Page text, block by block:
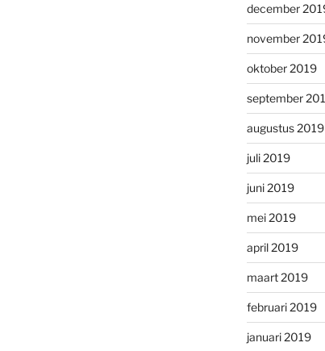
december
november
oktober 2019
september
augustus 2019
juli 2019
juni 2019
mei 2019
april 2019
maart 2019
februari 2019
januari 2019